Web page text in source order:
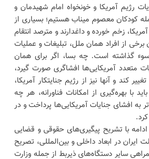
رژیم آمریکا و خونخواه امام شهیدمان و
کودکان معصوم میناب هستیم؛ بسیاری از
زخم خورده و داغدارند و مترصد انتقام
از افراد همان ملل، تبلیغات و عملیات
سوء گذاشته است. چه بسا، اگر برای همان
متعدد آمریکایی‌ها افشاگری صورت گیرد،
کند و آنها نیز از رژیم جنایتکار آمریکا،
با بهره‌گیری از امکانات فناورانه، هر چه
به افشای جنایات آمریکایی‌ها پرداخت و در
با تشریح پیگیری‌های حقوقی و قضایی
ایران در ابعاد داخلی و بین‌المللی، تصریح
سایر دستگاه‌های ذیربط از جمله وزارت